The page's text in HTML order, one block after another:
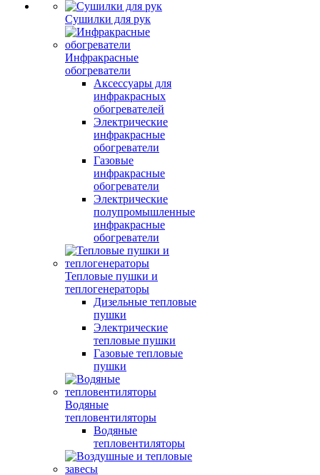
Сушилки для рук
Инфракрасные
обогреватели
Аксессуары для
инфракрасных
обогревателей
Электрические
инфракрасные
обогреватели
Газовые
инфракрасные
обогреватели
Электрические
полупромышленные
инфракрасные
обогреватели
Тепловые пушки и
теплогенераторы
Дизельные тепловые
пушки
Электрические
тепловые пушки
Газовые тепловые
пушки
Водяные
тепловентиляторы
Водяные
тепловентиляторы